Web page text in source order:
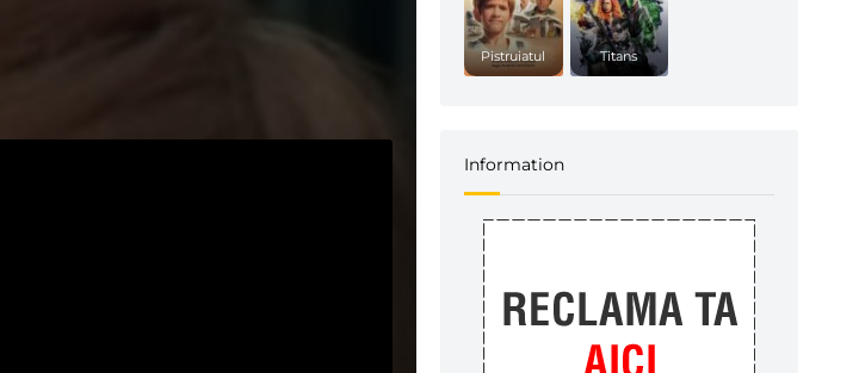
Pistruiatul Titans
Information